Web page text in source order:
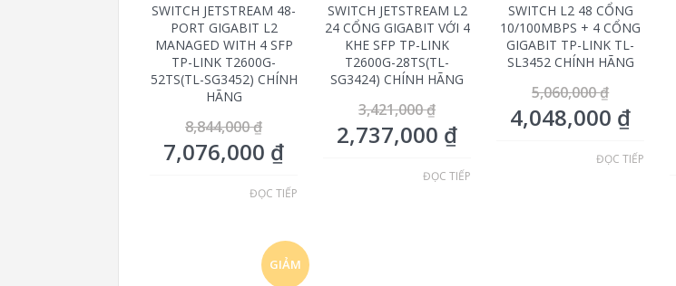
SWITCH JETSTREAM 48-
PORT GIGABIT L2
MANAGED WITH 4 SFP
TP-LINK T2600G-
52TS(TL-SG3452) CHÍNH
HÃNG
8,844,000₫
7,076,000 ₫
ĐỌC TIẾP
SWITCH JETSTREAM L2
24 CỔNG GIGABIT VỚI 4
KHE SFP TP-LINK
T2600G-28TS(TL-
SG3424) CHÍNH HÃNG
3,421,000₫
2,737,000 ₫
ĐỌC TIẾP
SWITCH L2 48 CỔNG
10/100MBPS + 4 CỔNG
GIGABIT TP-LINK TL-
SL3452 CHÍNH HÃNG
5,060,000₫
4,048,000 ₫
ĐỌC TIẾP
GIẢM